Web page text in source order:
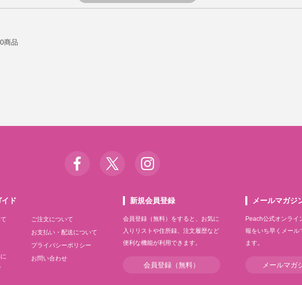
商品
ド
ご注文について
お支払い・配送について
プライバシーポリシー
お問い合わせ
新規会員登録
会員登録（無料）をすると、お気に
入りリストや住所録、注文履歴など
便利な機能が利用できます。
会員登録（無料）
メールマガジ
Peach公式オンライ
報をいち早くメール
ます。
メールマガ